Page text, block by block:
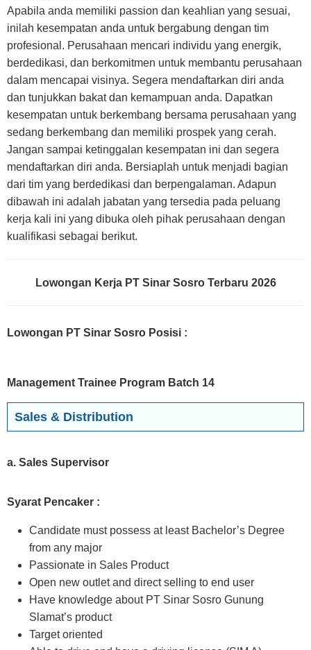
Apabila anda memiliki passion dan keahlian yang sesuai,
inilah kesempatan anda untuk bergabung dengan tim
profesional. Perusahaan mencari individu yang energik,
berdedikasi, dan berkomitmen untuk membantu perusahaan
dalam mencapai visinya. Segera mendaftarkan diri anda
dan tunjukkan bakat dan kemampuan anda. Dapatkan
kesempatan untuk berkembang bersama perusahaan yang
sedang berkembang dan memiliki prospek yang cerah.
Jangan sampai ketinggalan kesempatan ini dan segera
mendaftarkan diri anda. Bersiaplah untuk menjadi bagian
dari tim yang berdedikasi dan berpengalaman. Adapun
dibawah ini adalah jabatan yang tersedia pada peluang
kerja kali ini yang dibuka oleh pihak perusahaan dengan
kualifikasi sebagai berikut.
Lowongan Kerja PT Sinar Sosro Terbaru 2026
Lowongan PT Sinar Sosro Posisi :
Management Trainee Program Batch 14
Sales & Distribution
a. Sales Supervisor
Syarat Pencaker :
Candidate must possess at least Bachelor’s Degree
from any major
Passionate in Sales Product
Open new outlet and direct selling to end user
Have knowledge about PT Sinar Sosro Gunung
Slamat’s product
Target oriented